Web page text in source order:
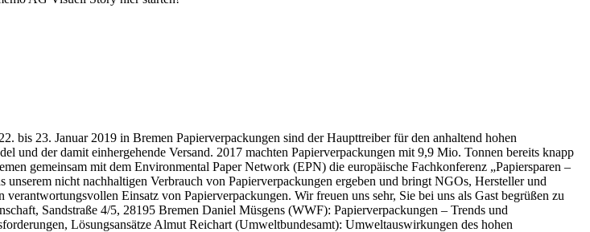
bis 23. Januar 2019 in Bremen Papierverpackungen sind der Haupttreiber für den anhaltend hohen
der damit einhergehende Versand. 2017 machten Papierverpackungen mit 9,9 Mio. Tonnen bereits knapp
gemeinsam mit dem Environmental Paper Network (EPN) die europäische Fachkonferenz „Papiersparen –
nicht nachhaltigen Verbrauch von Papierverpackungen ergeben und bringt NGOs, Hersteller und
Einsatz von Papierverpackungen. Wir freuen uns sehr, Sie bei uns als Gast begrüßen zu
Sandstraße 4/5, 28195 Bremen Daniel Müsgens (WWF): Papierverpackungen – Trends und
Lösungsansätze Almut Reichart (Umweltbundesamt): Umweltauswirkungen des hohen